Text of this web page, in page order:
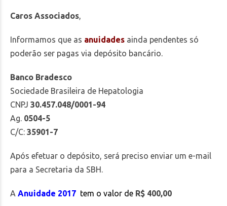
Caros Associados,
Informamos que as anuidades ainda pendentes só
poderão ser pagas via depósito bancário.
Banco Bradesco
Sociedade Brasileira de Hepatologia
CNPJ 30.457.048/0001-94
Ag. 0504-5
C/C: 35901-7
Após efetuar o depósito, será preciso enviar um e-mail
para a Secretaria da SBH.
A Anuidade 2017 tem o valor de R$ 400,00